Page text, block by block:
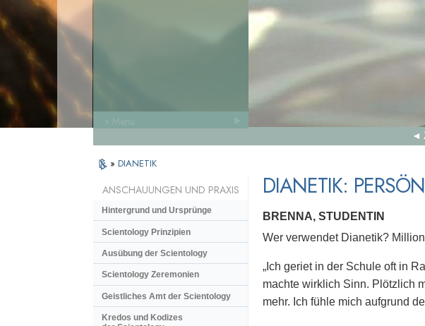
» DIANETIK
DIANETIK:
BRENNA, STUDENTIN
Wer verwendet Dianetik?
„Ich geriet in der Schule oft in
machte wirklich Sinn. Plötzlich
mehr. Ich fühle mich aufgrund
ANSCHAUUNGEN UND PRAXIS
Hintergrund und Ursprünge
Scientology Prinzipien
Ausübung der Scientology
Scientology Zeremonien
Geistliches Amt der Scientology
Kredos und Kodizes